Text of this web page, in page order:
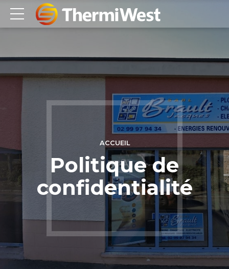
ACCUEIL
Politique de
confidentialité